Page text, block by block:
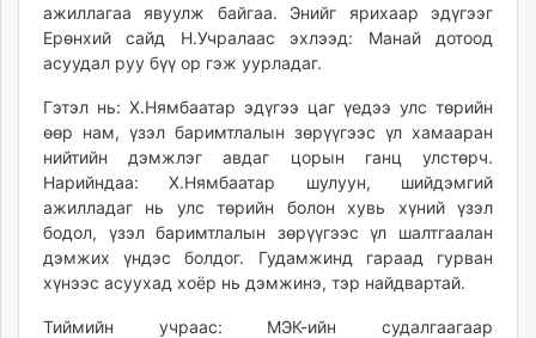
ажиллагаа явуулж байгаа. Энийг ярихаар эдүгээг
Ерөнхий сайд Н.Учралаас эхлээд: Манай дотоод
асуудал руу бүү ор гэж уурладаг.
Гэтэл нь: Х.Нямбаатар эдүгээ цаг үедээ улс төрийн
өөр нам, үзэл баримтлалын зөрүүгээс үл хамааран
нийтийн дэмжлэг авдаг цорын ганц улстөрч.
Нарийндаа: Х.Нямбаатар шулуун, шийдэмгий
ажилладаг нь улс төрийн болон хувь хүний үзэл
бодол, үзэл баримтлалын зөрүүгээс үл шалтгаалан
дэмжих үндэс болдог. Гудамжинд гараад гурван
хүнээс асуухад хоёр нь дэмжинэ, тэр найдвартай.
Тиймийн учраас: МЭК-ийн судалгаагаар